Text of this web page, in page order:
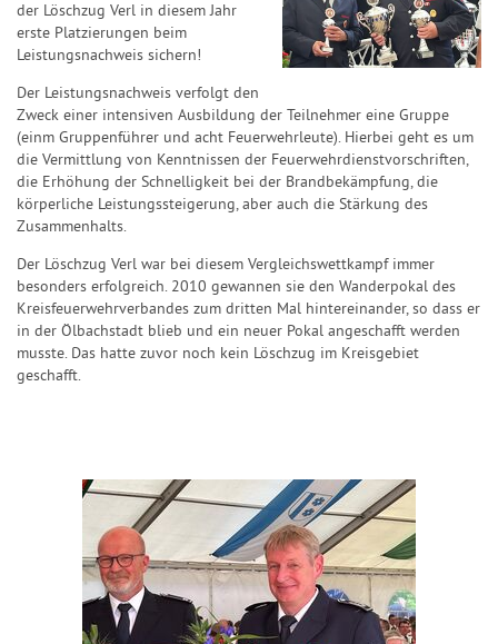
der Löschzug Verl in diesem Jahr
erste Platzierungen beim
Leistungsnachweis sichern!
Der Leistungsnachweis verfolgt den
Zweck einer intensiven Ausbildung der Teilnehmer eine Gruppe
(einm Gruppenführer und acht Feuerwehrleute). Hierbei geht es um
die Vermittlung von Kenntnissen der Feuerwehrdienstvorschriften,
die Erhöhung der Schnelligkeit bei der Brandbekämpfung, die
körperliche Leistungssteigerung, aber auch die Stärkung des
Zusammenhalts.
Der Löschzug Verl war bei diesem Vergleichswettkampf immer
besonders erfolgreich. 2010 gewannen sie den Wanderpokal des
Kreisfeuerwehrverbandes zum dritten Mal hintereinander, so dass er
in der Ölbachstadt blieb und ein neuer Pokal angeschafft werden
musste. Das hatte zuvor noch kein Löschzug im Kreisgebiet
geschafft.